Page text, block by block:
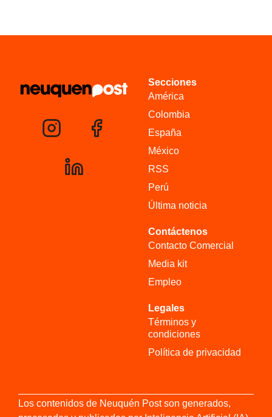
Secciones
América
Colombia
España
México
RSS
Perú
Última noticia
Contáctenos
Contacto Comercial
Media kit
Empleo
Legales
Términos y
condiciones
Política de privacidad
Los contenidos de Neuquén Post son generados,